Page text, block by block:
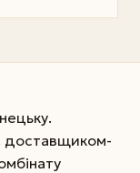
доставщиком-